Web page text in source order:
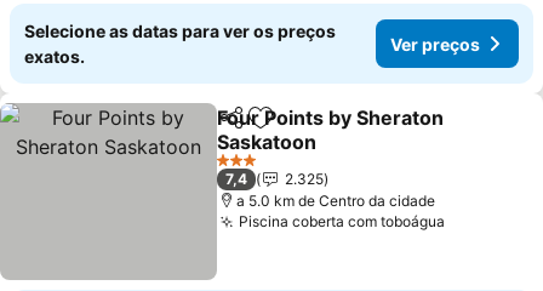
Selecione as datas para ver os preços
exatos.
Ver preços
PartilharAdicionar aos favoritos
Four Points by Sheraton
Saskatoon
Ver preços
3 Estrelas
7,4
2.325
a 5.0 km de Centro da cidade
Piscina coberta com toboágua